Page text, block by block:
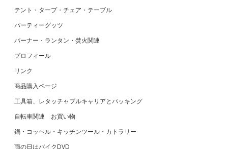
テント・タープ・チェア・テーブル
パーティーグッツ
バーナー・ランタン・焚火関連
プロフィール
リンク
商品購入ページ
工具箱、レタッチャブルキャリアとパッキング
自転車関連 お買い物
鍋・コッヘル・キッチンツール・カトラリー
雨の日はバイクDVD